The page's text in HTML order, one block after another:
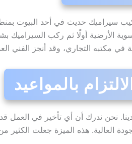
سيراميك حديث في أحد البيوت
الأرضية أولًا ثم ركب السيراميك
التجاري، وقد أنجز الفني
بالمواعيد
لدينا. نحن ندرك أن أي تأخير في
العالية. هذه الميزة جعلت الكثير